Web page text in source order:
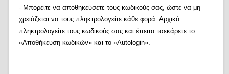
- Μπορείτε να αποθηκεύσετε τους κωδικούς σας, ώστε να μη
χρειάζεται να τους πληκτρολογείτε κάθε φορά: Αρχικά
πληκτρολογείτε τους κωδικούς σας και έπειτα τσεκάρετε το
«Αποθήκευση κωδικών» και το «Autologin».